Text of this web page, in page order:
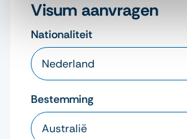
Visum aanvragen
Nationaliteit
Bestemming